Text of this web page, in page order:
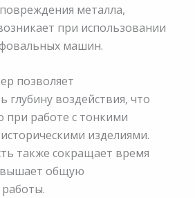
металла,
при использовании
машин.
позволяет
глубину воздействия, что
при работе с тонкими
изделиями.
также сокращает время
общую